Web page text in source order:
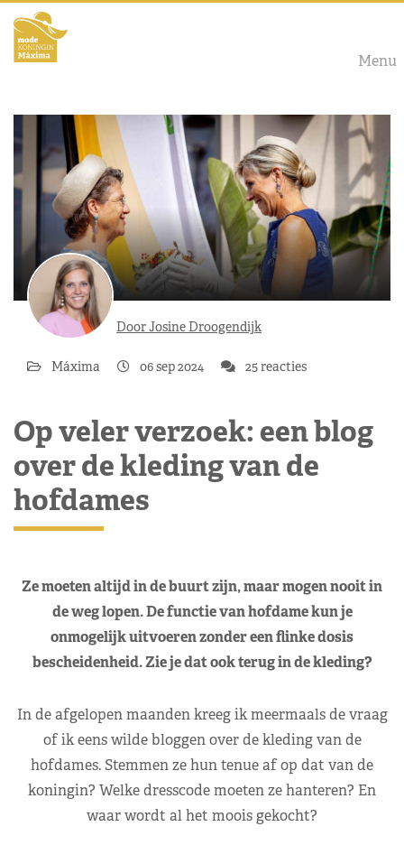
Menu
Door Josine Droogendijk
Máxima 06 sep 2024 25 reacties
Op veler verzoek: een blog
over de kleding van de
hofdames
Ze moeten altijd in de buurt zijn, maar mogen nooit in
de weg lopen. De functie van hofdame kun je
onmogelijk uitvoeren zonder een flinke dosis
bescheidenheid. Zie je dat ook terug in de kleding?
In de afgelopen maanden kreeg ik meermaals de vraag
of ik eens wilde bloggen over de kleding van de
hofdames. Stemmen ze hun tenue af op dat van de
koningin? Welke dresscode moeten ze hanteren? En
waar wordt al het moois gekocht?